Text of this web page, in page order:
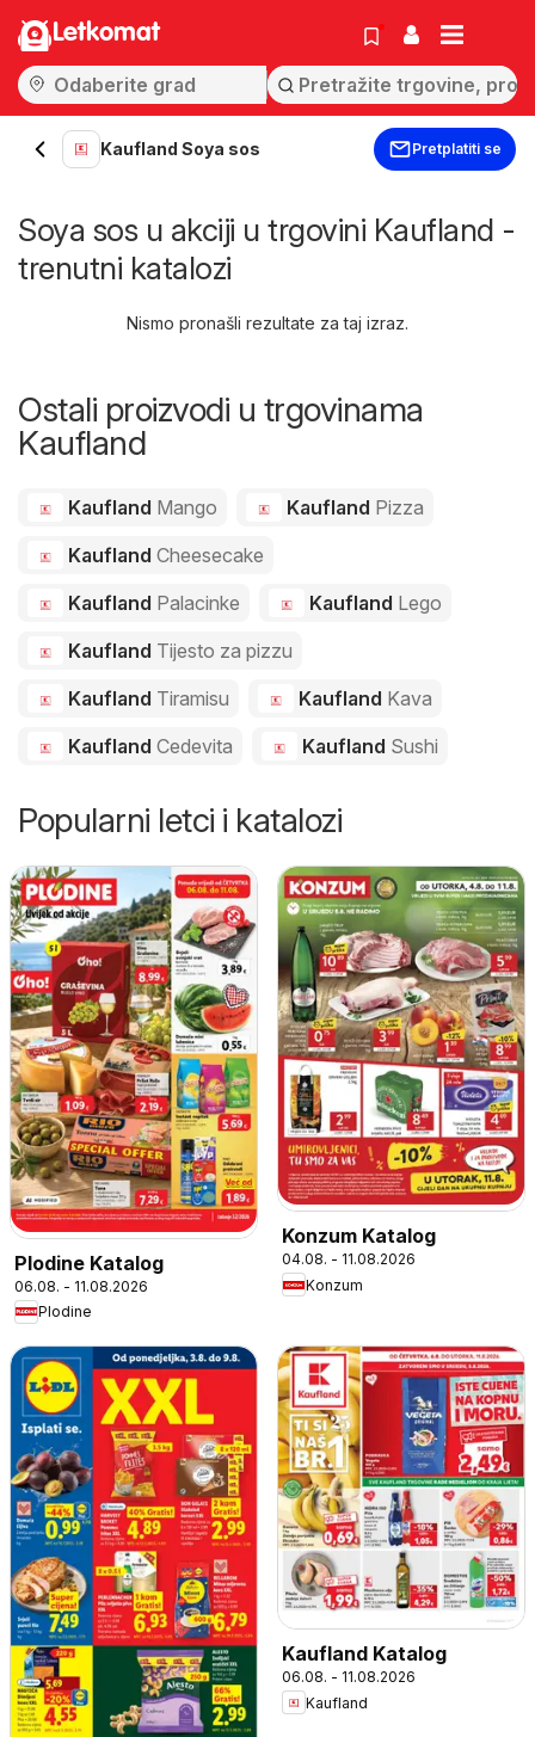
Letkomat
Kaufland Soya sos Pretplatiti se
Soya sos u akciji u trgovini Kaufland -
trenutni katalozi
Nismo pronašli rezultate za taj izraz.
Ostali proizvodi u trgovinama
Kaufland
Kaufland Mango Kaufland Pizza
Kaufland Cheesecake
Kaufland Palacinke Kaufland Lego
Kaufland Tijesto za pizzu
Kaufland Tiramisu Kaufland Kava
Kaufland Cedevita Kaufland Sushi
Popularni letci i katalozi
Plodine Katalog
06.08. - 11.08.2026
Plodine
Konzum Katalog
04.08. - 11.08.2026
Konzum
Kaufland Katalog
06.08. - 11.08.2026
Kaufland